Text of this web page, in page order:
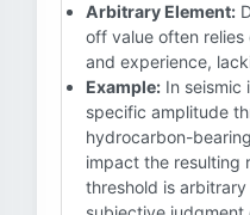
Arbitrary Element:
off value often
and experience,
Example: In seismic
specific amplitude
hydrocarbon-
impact the resulting
threshold is